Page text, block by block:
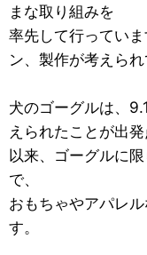
まな取り組みを
率先して行ってい
ン、製作が考えられ
犬のゴーグルは、
えられたことが出発
以来、ゴーグルに
で、
おもちゃやアパレ
す。